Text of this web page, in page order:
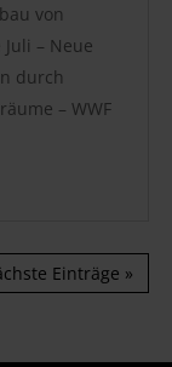
von
– Neue
durch
– WWF
Einträge »